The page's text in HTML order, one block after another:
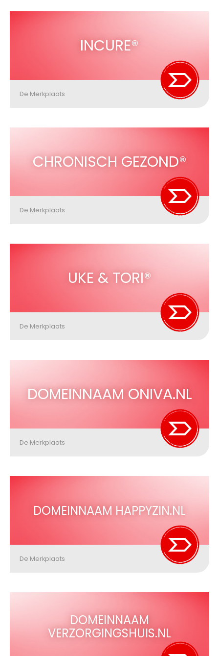
INCURE®
De Merkplaats
CHRONISCH GEZOND®
De Merkplaats
UKE & TORI®
De Merkplaats
DOMEINNAAM ONIVA.NL
De Merkplaats
DOMEINNAAM HAPPYZIN.NL
De Merkplaats
DOMEINNAAM
VERZORGINGSHUIS.NL